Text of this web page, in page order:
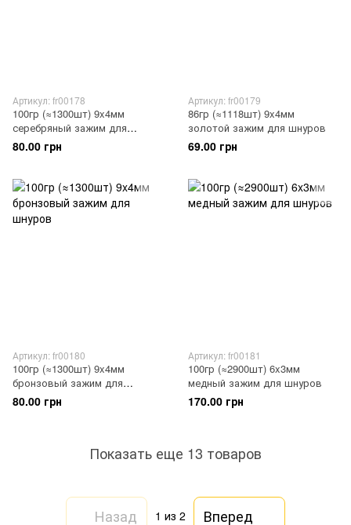
Артикул: fr00178
100гр (≈1300шт) 9x4мм
серебряный зажим для
шнуров
80.00 грн
Артикул: fr00179
86гр (≈1118шт) 9x4мм
золотой зажим для шнуров
69.00 грн
Артикул: fr00180
100гр (≈1300шт) 9x4мм
бронзовый зажим для
шнуров
80.00 грн
Артикул: fr00181
100гр (≈2900шт) 6x3мм
медный зажим для шнуров
170.00 грн
Показать еще 13 товаров
Назад 1 из 2 Вперед